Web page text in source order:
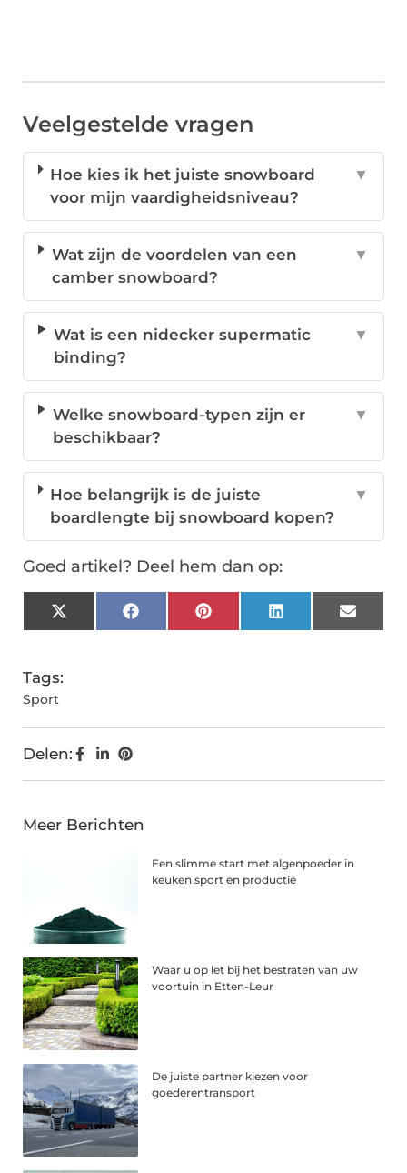
Veelgestelde vragen
Hoe kies ik het juiste snowboard
voor mijn vaardigheidsniveau?
▼
Wat zijn de voordelen van een
camber snowboard?
▼
Wat is een nidecker supermatic
binding?
▼
Welke snowboard-typen zijn er
beschikbaar?
▼
Hoe belangrijk is de juiste
boardlengte bij snowboard kopen?
▼
Goed artikel? Deel hem dan op:
X
(Twitter)
FacebookPinterestLinkedInEmail
Tags:
Sport
Delen:
Meer Berichten
Een slimme start met algenpoeder in
keuken sport en productie
Waar u op let bij het bestraten van uw
voortuin in Etten-Leur
De juiste partner kiezen voor
goederentransport